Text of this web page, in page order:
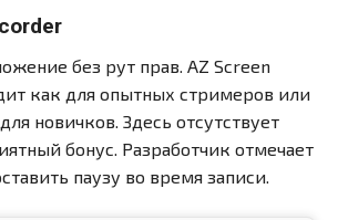
без рут прав. AZ Screen
как для опытных стримеров или
новичков. Здесь отсутствует
бонус. Разработчик отмечает
паузу во время записи.